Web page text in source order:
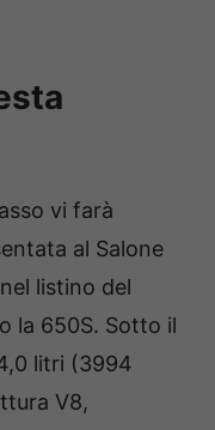
vi farà
al Salone
listino del
la 650S. Sotto il
litri (3994
V8,